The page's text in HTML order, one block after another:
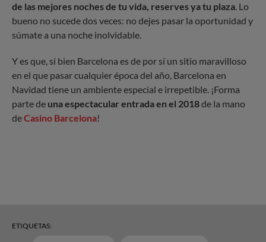
de las mejores noches de tu vida, reserves ya tu plaza . Lo
bueno no sucede dos veces: no dejes pasar la oportunidad y
súmate a una noche inolvidable.
Y es que, si bien Barcelona es de por sí un sitio maravilloso
en el que pasar cualquier época del año, Barcelona en
Navidad tiene un ambiente especial e irrepetible. ¡Forma
parte de una espectacular entrada en el 2018de la mano
deCasino Barcelona!
ETIQUETAS: